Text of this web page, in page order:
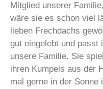
Mitglied unserer
wäre sie es schon viel
lieben Frechdachs
gut eingelebt und passt
unsere Familie. Sie
ihren Kumpels aus der
mal gerne in der Sonne